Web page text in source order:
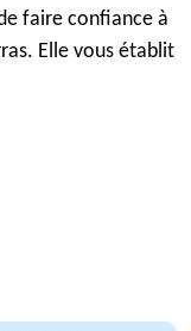
faire confiance à
Elle vous établit